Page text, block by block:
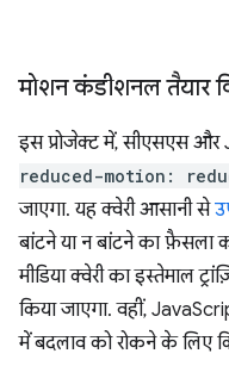
मोशन कंडीशनल तैयार
इस प्रोजेक्ट में, सीएसएस
reduced-motion:
जाएगा. यह क्वेरी आसानी से
बांटने या न बांटने का फ़ैसला
मीडिया क्वेरी का इस्तेमाल
किया जाएगा. वहीं,
में बदलाव को रोकने के लिए